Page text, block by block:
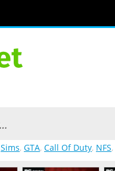
Sims, GTA, Call Of Duty, NFS,